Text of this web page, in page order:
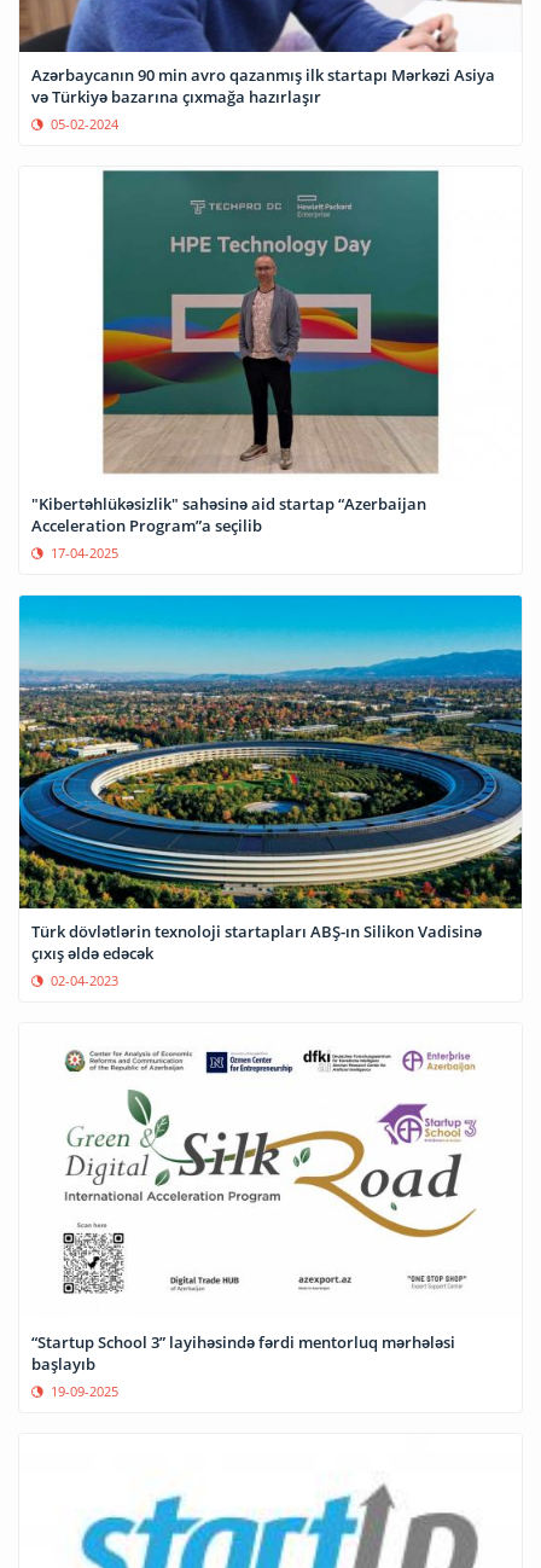
Azərbaycanın 90 min avro qazanmış ilk startapı Mərkəzi Asiya
və Türkiyə bazarına çıxmağa hazırlaşır
05-02-2024
"Kibertəhlükəsizlik" sahəsinə aid startap “Azerbaijan
Acceleration Program”a seçilib
17-04-2025
Türk dövlətlərin texnoloji startapları ABŞ-ın Silikon Vadisinə
çıxış əldə edəcək
02-04-2023
“Startup School 3” layihəsində fərdi mentorluq mərhələsi
başlayıb
19-09-2025